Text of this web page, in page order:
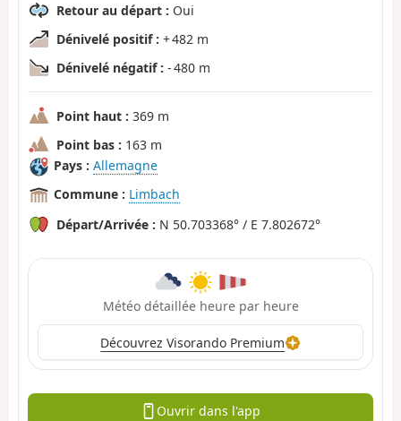
Retour au départ : Oui
Dénivelé positif : + 482 m
Dénivelé négatif : - 480 m
Point haut : 369 m
Point bas : 163 m
Pays : Allemagne
Commune : Limbach
Départ/Arrivée : N 50.703368° / E 7.802672°
Météo détaillée heure par heure
Découvrez Visorando Premium
Ouvrir dans l'app